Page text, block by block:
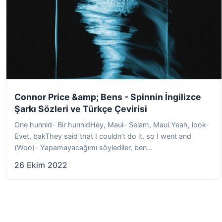
Connor Price &amp; Bens - Spinnin İngilizce
Şarkı Sözleri ve Türkçe Çevirisi
One hunnid- Bir hunnidHey, Maui- Selam, Maui.Yeah, look-
Evet, bakThey said that I couldn't do it, so I went and
(Woo)- Yapamayacağımı söylediler, ben...
26 Ekim 2022